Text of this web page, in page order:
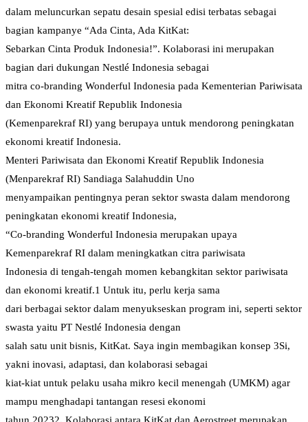
dalam meluncurkan sepatu desain spesial edisi terbatas sebagai
bagian kampanye “Ada Cinta, Ada KitKat:
Sebarkan Cinta Produk Indonesia!”. Kolaborasi ini merupakan
bagian dari dukungan Nestlé Indonesia sebagai
mitra co-branding Wonderful Indonesia pada Kementerian Pariwisata
dan Ekonomi Kreatif Republik Indonesia
(Kemenparekraf RI) yang berupaya untuk mendorong peningkatan
ekonomi kreatif Indonesia.
Menteri Pariwisata dan Ekonomi Kreatif Republik Indonesia
(Menparekraf RI) Sandiaga Salahuddin Uno
menyampaikan pentingnya peran sektor swasta dalam mendorong
peningkatan ekonomi kreatif Indonesia,
“Co-branding Wonderful Indonesia merupakan upaya
Kemenparekraf RI dalam meningkatkan citra pariwisata
Indonesia di tengah-tengah momen kebangkitan sektor pariwisata
dan ekonomi kreatif.1 Untuk itu, perlu kerja sama
dari berbagai sektor dalam menyukseskan program ini, seperti sektor
swasta yaitu PT Nestlé Indonesia dengan
salah satu unit bisnis, KitKat. Saya ingin membagikan konsep 3Si,
yakni inovasi, adaptasi, dan kolaborasi sebagai
kiat-kiat untuk pelaku usaha mikro kecil menengah (UMKM) agar
mampu menghadapi tantangan resesi ekonomi